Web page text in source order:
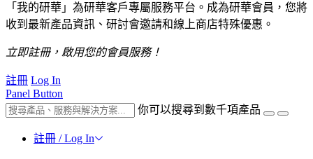
「我的研華」為研華客戶專屬服務平台。成為研華會員，您將
收到最新產品資訊、研討會邀請和線上商店特殊優惠。
立即註冊，啟用您的會員服務！
註冊 Log In
Panel Button
你可以搜尋到數千項產品
註冊 / Log In